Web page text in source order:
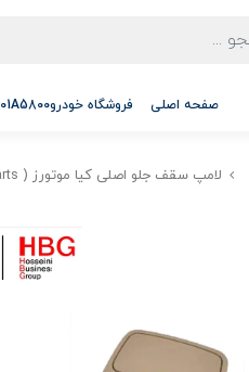
صفحه اصلی فروشگاه خودرو97701A5800
لامپ سقف جلو اصلی کیا موتورز ( Genuine parts ) - کارنز